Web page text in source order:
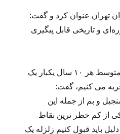
تهران عنوان کرد و گفت:
و تاریخی قابل پیگیری
حناچی با بیان اینکه به طور متوسط هر ۱۰ سال یکبار یک
می کنیم، گفت:
و بم از جمله این
از کم خطر ترین نقاط
باید قبول کنیم زلزله یک